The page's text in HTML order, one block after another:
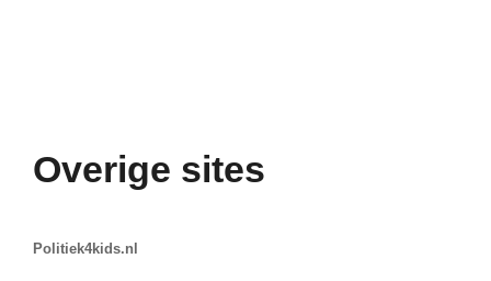
Overige sites
Politiek4kids.nl